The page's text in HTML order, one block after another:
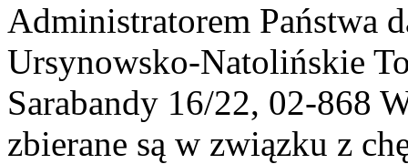
Administratorem Państwa
Ursynowsko-Natolińskie
Sarabandy 16/22, 02-868
zbierane są w związku z